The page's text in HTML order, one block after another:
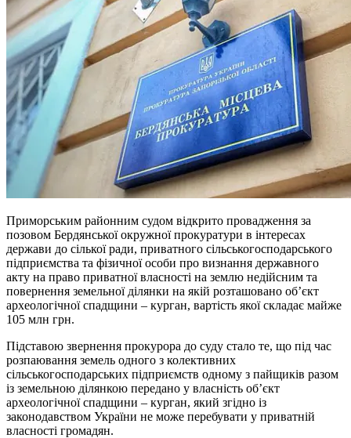
Приморським районним судом відкрито провадження за
позовом Бердянської окружної прокуратури в інтересах
держави до сілької ради, приватного сільськогосподарського
підприємства та фізичної особи про визнання державного
акту на право приватної власності на землю недійсним та
повернення земельної ділянки на якій розташовано об’єкт
археологічної спадщини – курган, вартість якої складає майже
105 млн грн.
Підставою звернення прокурора до суду стало те, що під час
розпаювання земель одного з колективних
сільськогосподарських підприємств одному з пайщиків разом
із земельною ділянкою передано у власність об’єкт
археологічної спадщини – курган, який згідно із
законодавством України не може перебувати у приватній
власності громадян.